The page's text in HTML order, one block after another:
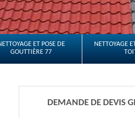
ET POSE DE
GOUTTIÈRE 77
NETTOYAGE
DEMANDE DE DEVIS